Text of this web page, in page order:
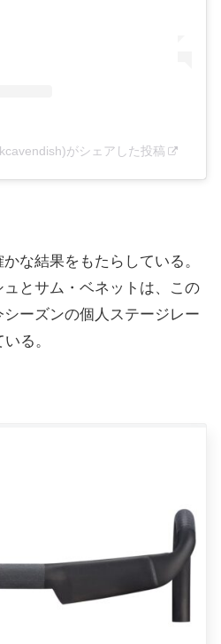
がシェアした投稿
な結果をもたらしている。
とサム・ベネットは、この
ーズンの個人ステージレー
る。